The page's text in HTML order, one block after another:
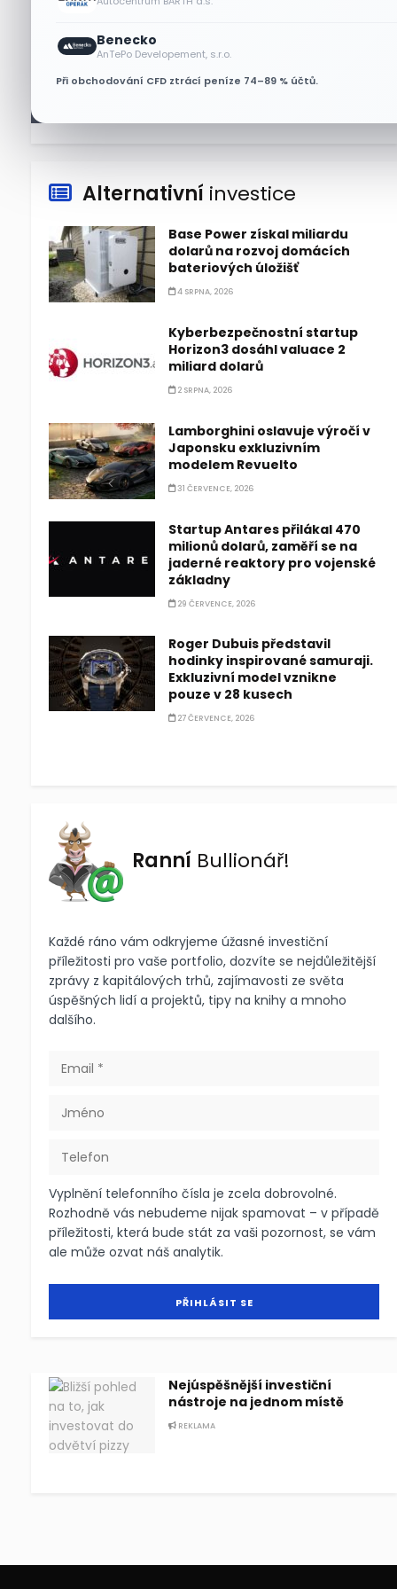
Benecko
AnTePo Developement, s.r.o.
Při obchodování CFD ztrácí peníze 74–89 % účtů.
Walmart a Eli Lilly?
4 SRPNA, 2026
Alternativní investice
Base Power získal miliardu
dolarů na rozvoj domácích
bateriových úložišť
4 SRPNA, 2026
Kyberbezpečnostní startup
Horizon3 dosáhl valuace 2
miliard dolarů
2 SRPNA, 2026
Lamborghini oslavuje výročí v
Japonsku exkluzivním
modelem Revuelto
31 ČERVENCE, 2026
Startup Antares přilákal 470
milionů dolarů, zaměří se na
jaderné reaktory pro vojenské
základny
29 ČERVENCE, 2026
Roger Dubuis představil
hodinky inspirované samuraji.
Exkluzivní model vznikne
pouze v 28 kusech
27 ČERVENCE, 2026
Ranní Bullionář!
Každé ráno vám odkryjeme úžasné investiční
příležitosti pro vaše portfolio, dozvíte se nejdůležitější
zprávy z kapitálových trhů, zajímavosti ze světa
úspěšných lidí a projektů, tipy na knihy a mnoho
dalšího.
Vyplnění telefonního čísla je zcela dobrovolné.
Rozhodně vás nebudeme nijak spamovat – v případě
příležitosti, která bude stát za vaši pozornost, se vám
ale může ozvat náš analytik.
Nejúspěšnější investiční
nástroje na jednom místě
REKLAMA